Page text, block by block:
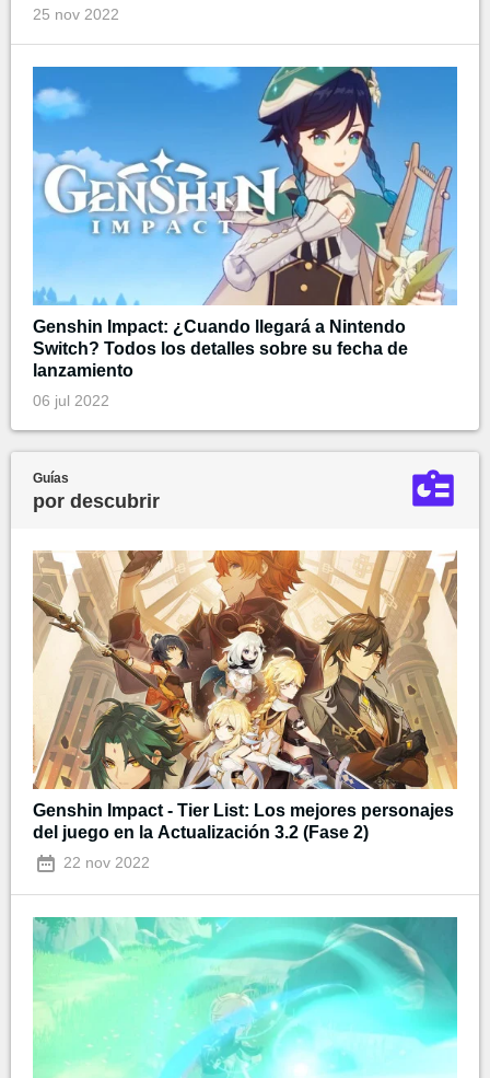
25 nov 2022
Genshin Impact: ¿Cuando llegará a Nintendo
Switch? Todos los detalles sobre su fecha de
lanzamiento
06 jul 2022
Guías
por descubrir
Genshin Impact - Tier List: Los mejores personajes
del juego en la Actualización 3.2 (Fase 2)
22 nov 2022